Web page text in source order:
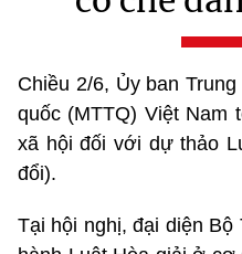
Chiều 2/6, Ủy ban
quốc (MTTQ) Việt Nam
xã hội đối với dự thảo
đổi).
Tại hội nghị, đại diện